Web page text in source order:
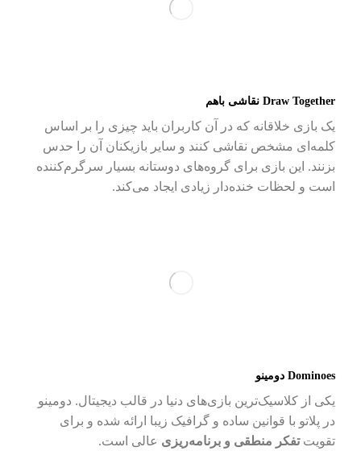
Draw Together نقاشی باهم
یک بازی خلاقانه که در آن کاربران باید چیزی را بر اساس
کلمه‌ای مشخص نقاشی کنند و سایر بازیکنان آن را حدس
بزنند. این بازی برای گروه‌های دوستانه بسیار سرگرم‌کننده
است و لحظات خنده‌دار زیادی ایجاد می‌کند.
Dominoes دومینو
یکی از کلاسیک‌ترین بازی‌های دنیا در قالب دیجیتال. دومینو
در پلاتو با قوانین ساده و گرافیک زیبا ارائه شده و برای
تقویتتفکر منطقی و برنامه‌ریزی عالی است.